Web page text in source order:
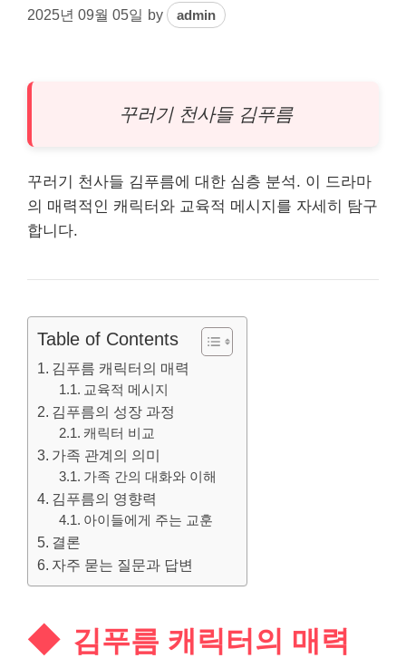
2025년 09월 05일 by admin
꾸러기 천사들 김푸름
꾸러기 천사들 김푸름에 대한 심층 분석. 이 드라마
의 매력적인 캐릭터와 교육적 메시지를 자세히 탐구
합니다.
Table of Contents
김푸름 캐릭터의 매력
교육적 메시지
김푸름의 성장 과정
캐릭터 비교
가족 관계의 의미
가족 간의 대화와 이해
김푸름의 영향력
아이들에게 주는 교훈
결론
자주 묻는 질문과 답변
김푸름 캐릭터의 매력